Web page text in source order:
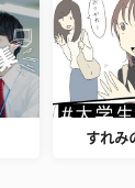
すれみ